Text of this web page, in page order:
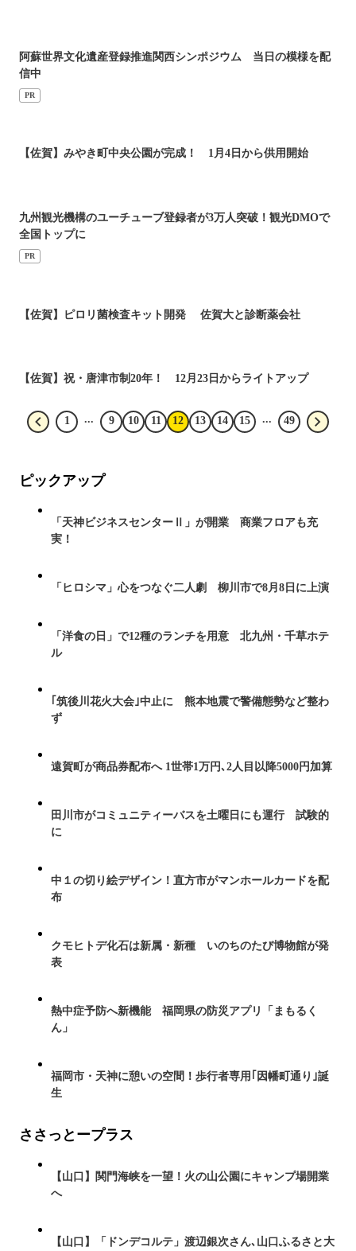
阿蘇世界文化遺産登録推進関西シンポジウム 当日の模様を配
信中
PR
【佐賀】みやき町中央公園が完成！ 1月4日から供用開始
九州観光機構のユーチューブ登録者が3万人突破！観光DMOで
全国トップに
PR
【佐賀】ピロリ菌検査キット開発 佐賀大と診断薬会社
【佐賀】祝・唐津市制20年！ 12月23日からライトアップ
1 ... 9 10 11 12 13 14 15 ... 49
ピックアップ
「天神ビジネスセンターⅡ」が開業 商業フロアも充
実！
「ヒロシマ」心をつなぐ二人劇 柳川市で8月8日に上演
「洋食の日」で12種のランチを用意 北九州・千草ホテ
ル
｢筑後川花火大会｣中止に 熊本地震で警備態勢など整わ
ず
遠賀町が商品券配布へ 1世帯1万円､2人目以降5000円加算
田川市がコミュニティーバスを土曜日にも運行 試験的
に
中１の切り絵デザイン！直方市がマンホールカードを配
布
クモヒトデ化石は新属・新種 いのちのたび博物館が発
表
熱中症予防へ新機能 福岡県の防災アプリ「まもるく
ん」
福岡市・天神に憩いの空間！歩行者専用｢因幡町通り｣誕
生
ささっとープラス
【山口】関門海峡を一望！火の山公園にキャンプ場開業
へ
【山口】「ドンデコルテ」渡辺銀次さん､山口ふるさと大